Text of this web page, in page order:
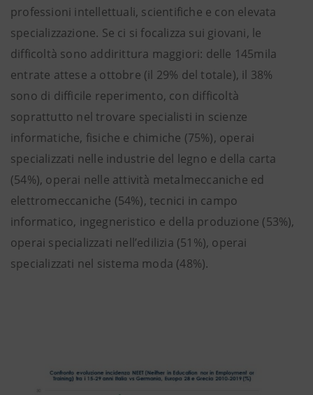
professioni intellettuali, scientifiche e con elevata
specializzazione. Se ci si focalizza sui giovani, le
difficoltà sono addirittura maggiori: delle 145mila
entrate attese a ottobre (il 29% del totale), il 38%
sono di difficile reperimento, con difficoltà
soprattutto nel trovare specialisti in scienze
informatiche, fisiche e chimiche (75%), operai
specializzati nelle industrie del legno e della carta
(54%), operai nelle attività metalmeccaniche ed
elettromeccaniche (54%), tecnici in campo
informatico, ingegneristico e della produzione (53%),
operai specializzati nell’edilizia (51%), operai
specializzati nel sistema moda (48%).